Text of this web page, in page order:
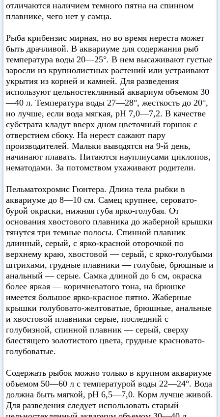
отличаются наличием темного пятна на спинном
плавнике, чего нет у самца.
Рыба крибензис мирная, но во время нереста может
быть драчливой. В аквариуме для содержания рыб
температура воды 20—25°. В нем высаживают густые
заросли из крупнолистных растений или устраивают
укрытия из корней и камней. Для разведения
используют цельностеклянный аквариум объемом 30
—40 л. Температура воды 27—28°, жесткость до 20°,
но лучше, если вода мягкая, pH 7,0—7,2. В качестве
субстрата кладут вверх дном цветочный горшок с
отверстием сбоку. На нерест сажают пару
производителей. Мальки выводятся на 9-й день,
начинают плавать. Питаются науплиусами циклопов,
нематодами. За потомством ухаживают родители.
Пельматохромис Гюнтера. Длина тела рыбки в
аквариуме до 8—10 см. Самец крупнее, серовато-
бурой окраски, нижняя губа ярко-голубая. От
основания хвостового плавника до жаберной крышки
тянутся три темные полосы. Спинной плавник
длинный, серый, с ярко-красной оторочкой по
верхнему краю, хвостовой — серый, с ярко-голубыми
штрихами, грудные плавники — голубые, брюшные и
анальный — серые. Самка длиной до 6 см, окраска
более яркая — коричневатого тона, на брюшке
имеется большое ярко-красное пятно. Жаберные
крышки голубовато-желтоватые, брюшные, анальные
и хвостовой плавники серые, последний с
голубизной, спинной плавник — серый, сверху
блестящего золотистого цвета, грудные красновато-
голубоватые.
Содержать рыбок можно только в крупном аквариуме
объемом 50—60 л с температурой воды 22—24°. Вода
должна быть мягкой, pH 6,5—7,0. Корм лучше живой.
Для разведения следует использовать старый